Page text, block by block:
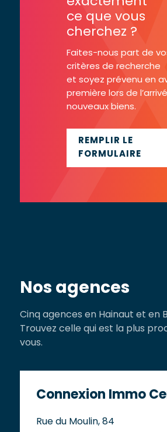
ce que vous
cherchez ?
Faites-nous part de
critères de recherche
et soyez prévenu en
première lors de
nouveaux biens.
REMPLIR LE
FORMULAIRE
Nos agences
Cinq agences en Hainaut et en
Trouvez celle qui est la plus
vous.
Connexion Immo
Rue du Moulin, 84